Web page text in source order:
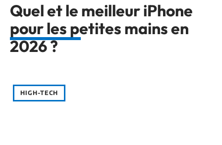
Quel et le meilleur iPhone
pour les petites mains en
2026 ?
HIGH-TECH